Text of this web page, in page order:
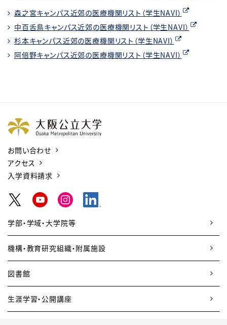
森之宮キャンパス近郊の医療機関リスト（学生NAVI）
中百舌鳥キャンパス近郊の医療機関リスト（学生NAVI）
杉本キャンパス近郊の医療機関リスト（学生NAVI）
阿倍野キャンパス近郊の医療機関リスト（学生NAVI）
お問い合わせ
アクセス
入学資料請求
学部・学域・大学院等
機構・教育研究組織・附属施設
図書館
生涯学習・公開講座